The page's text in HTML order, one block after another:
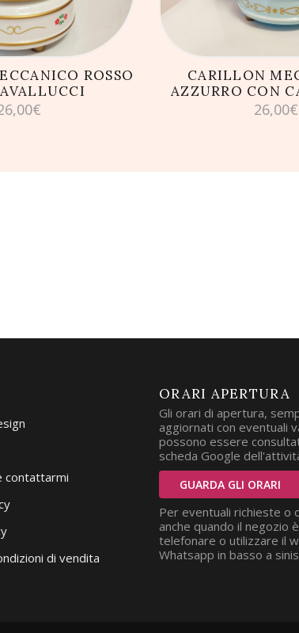
ROSSO
€
CARILLON
AZZURRO CON
26,00€
contattarmi
di vendita
ORARI APERTURA
Gli orari di apertura,
aggiornati con eventuali
possono essere
scheda Google
GUARDA GLI ORARI
Per eventuali richieste o
anche quando il negozio
telefonare o utilizzare il
Whatsapp in basso a